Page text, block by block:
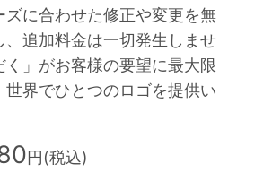
ズに合わせた修正や変更を無
、追加料金は一切発生しませ
く」がお客様の要望に最大限
世界でひとつのロゴを提供い
円(税込)